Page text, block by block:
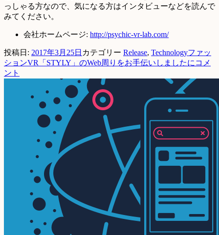
っしゃる方なので、気になる方はインタビューなどを読んで
みてください。
会社ホームページ: http://psychic-vr-lab.com/
投稿日: 2017年3月25日 カテゴリー Release, Technologyファッ
ションVR「STYLY」のWeb周りをお手伝いしましたに コメ
ント